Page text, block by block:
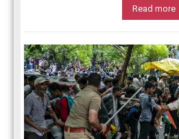
Read more